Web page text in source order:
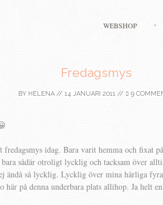
WEBSHOP
Fredagsmys
BY HELENA // 14 JANUARI 2011 // 9
idag. Bara varit hemma och fixat
bara sådär otroligt lycklig och tacksam över
ändå så lycklig. Lycklig över mina härliga
på denna underbara plats allihop. Ja helt